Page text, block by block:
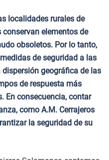
localidades rurales de
elementos de
obsoletos. Por lo tanto,
de seguridad a las
geográfica de las
de respuesta más
En consecuencia, contar
como A.M. Cerrajeros
la seguridad de su